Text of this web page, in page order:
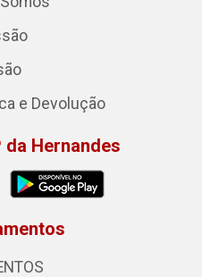
e Devolução
da Hernandes